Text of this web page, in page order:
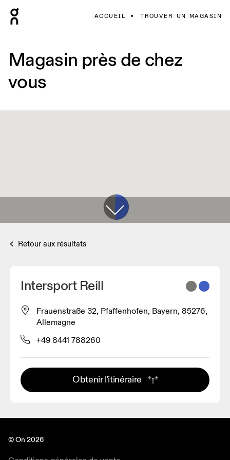
ACCUEIL TROUVER UN MAGASIN
Magasin près de chez
vous
Retour aux résultats
Intersport Reill
Frauenstraße 32, Pfaffenhofen, Bayern, 85276,
Allemagne
+49 8441 788260
Obtenir l'itinéraire
© On 2026